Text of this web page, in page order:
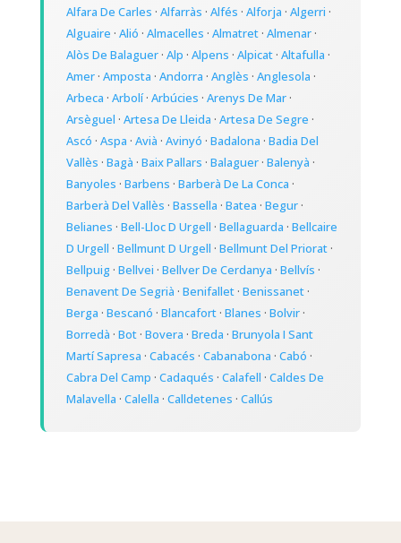
Alfara De Carles · Alfarràs · Alfés · Alforja · Algerri ·
Alguaire · Alió · Almacelles · Almatret· Almenar·
Alòs De Balaguer· Alp · Alpens · Alpicat· Altafulla ·
Amer· Amposta · Andorra · Anglès · Anglesola ·
Arbeca · Arbolí· Arbúcies · Arenys De Mar·
Arsèguel · Artesa De Lleida · Artesa De Segre ·
Ascó · Aspa · Avià · Avinyó · Badalona · Badia Del
Vallès · Bagà · Baix Pallars · Balaguer· Balenyà ·
Banyoles · Barbens · Barberà De La Conca ·
Barberà Del Vallès · Bassella · Batea · Begur·
Belianes · Bell-Lloc D Urgell · Bellaguarda · Bellcaire
D Urgell · Bellmunt D Urgell · Bellmunt Del Priorat·
Bellpuig· Bellvei · Bellver De Cerdanya · Bellvís ·
Benavent De Segrià · Benifallet· Benissanet·
Berga · Bescanó · Blancafort· Blanes · Bolvir·
Borredà · Bot· Bovera · Breda · Brunyola I Sant
Martí Sapresa · Cabacés · Cabanabona · Cabó ·
Cabra Del Camp · Cadaqués · Calafell · Caldes De
Malavella · Calella · Calldetenes · Callús